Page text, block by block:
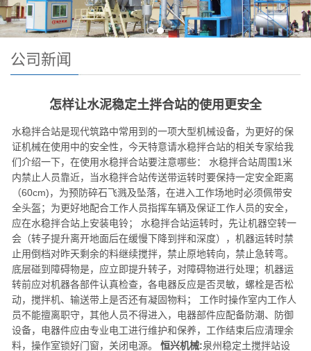
公司新闻
怎样让水泥稳定土拌合站的使用更安全
水稳拌合站是现代筑路中常用到的一项大型机械设备，为更好的保
证机械在使用中的安全性，今天特意请水稳拌合站的相关专家给我
们介绍一下，在使用水稳拌合站要注意哪些： 水稳拌合站周围1米
内禁止人员靠近，当水稳拌合站传送带运转时要保持一定安全距离
（60cm)，为预防碎石飞溅及坠落，在进入工作场地时必须佩带安
全头盔；为更好地配合工作人员指挥车辆及保证工作人员的安全，
应在水稳拌合站上安装电铃； 水稳拌合站运转时，先让机器空转一
会（转子提升离开地面后在缓慢下降到拌和深度），机器运转时禁
止用倒档对昨天剩余的料继续搅拌，禁止原地转向，禁止急转弯。
底层碰到障碍物是，应立即提升转子，对障碍物进行处理；机器运
转前应对机器各部件认真检查，各电器反应是否灵敏，螺栓是否松
动，搅拌机、输送带上是否还有凝固物料； 工作时操作室内工作人
员不能擅离职守，其他人员不得进入，电器部件应配备防潮、防御
设备，电器件应由专业电工进行维护和保养，工作结束后应清理余
料，操作室锁好门窗，关闭电源。 恒兴机械:泉州稳定土搅拌站设